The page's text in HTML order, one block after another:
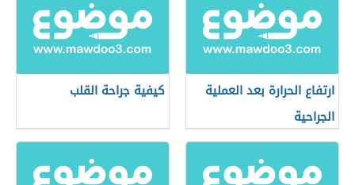
ارتفاع الحرارة بعد العملية
الجراحية
كيفية جراحة القلب